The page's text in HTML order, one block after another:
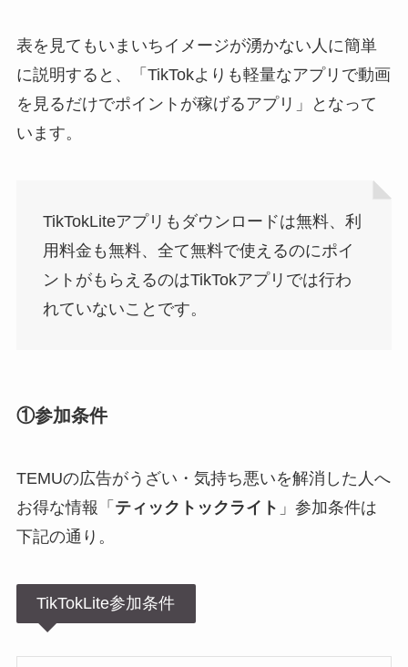
表を見てもいまいちイメージが湧かない人に簡単
に説明すると、「TikTokよりも軽量なアプリで動画
を見るだけでポイントが稼げるアプリ」となって
います。
TikTokLiteアプリもダウンロードは無料、利
用料金も無料、全て無料で使えるのにポイ
ントがもらえるのはTikTokアプリでは行わ
れていないことです。
①参加条件
TEMUの広告がうざい・気持ち悪いを解消した人へ
お得な情報「 ティックトックライト 」参加条件は
下記の通り。
TikTokLite参加条件